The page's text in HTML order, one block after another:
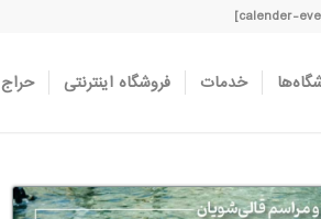
خدمات فروشگاه اینترنتی حراج